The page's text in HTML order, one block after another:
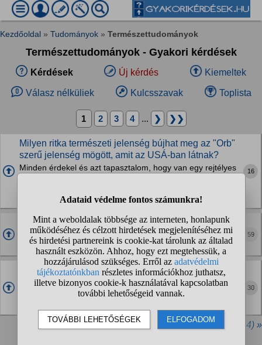
Kezdőoldal » Tudományok » Természettudományok
Természettudományok - Gyakori kérdések
Kérdések Új kérdés Kiemeltek
Válasz nélküliek Kulcsszavak Toplista
1 2 3 4 ... ❯ ❯❯
Milyen ritka természeti jelenség bújhat meg az "Orb"
szerű jelenség mögött, amit az USÁ-ban látnak?
Minden érdekel és azt tapasztalom, hogy van egy rejtélyes
drónokkal azonosítják. Már volt itt a...
16
Ki az aki elvette a Plútótól a bolygó címet?
Hogy volt ennek szíve? Nagyon be vagyok rágva. Haldoklik
szegény
59
A férfiak nagyban tehetnek a globális
felmelegedésről?
Ez volt ma az irodában a téma, de nem jutottunk vele késő
30
További kiemelt kérdések (összesen 4) »